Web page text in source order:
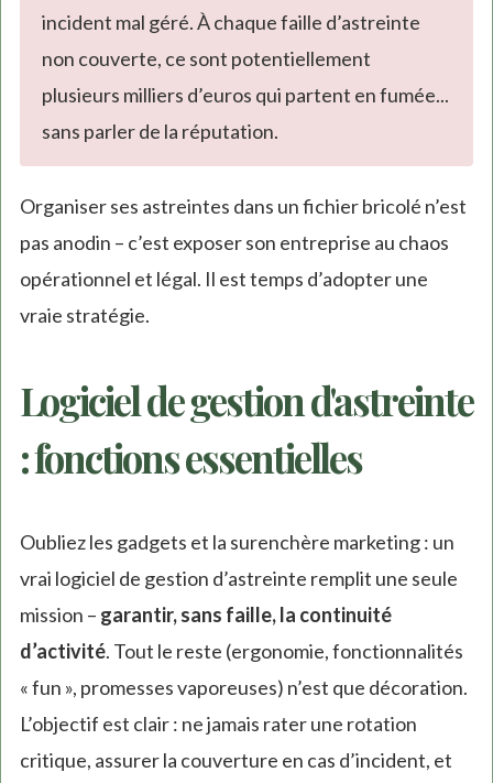
incident mal géré. À chaque faille d’astreinte
non couverte, ce sont potentiellement
plusieurs milliers d’euros qui partent en fumée...
sans parler de la réputation.
Organiser ses astreintes dans un fichier bricolé n’est
pas anodin – c’est exposer son entreprise au chaos
opérationnel et légal. Il est temps d’adopter une
vraie stratégie.
Logiciel de gestion d'astreinte
: fonctions essentielles
Oubliez les gadgets et la surenchère marketing : un
vrai logiciel de gestion d’astreinte remplit une seule
mission – garantir, sans faille, la continuité
d’activité. Tout le reste (ergonomie, fonctionnalités
« fun », promesses vaporeuses) n’est que décoration.
L’objectif est clair : ne jamais rater une rotation
critique, assurer la couverture en cas d’incident, et